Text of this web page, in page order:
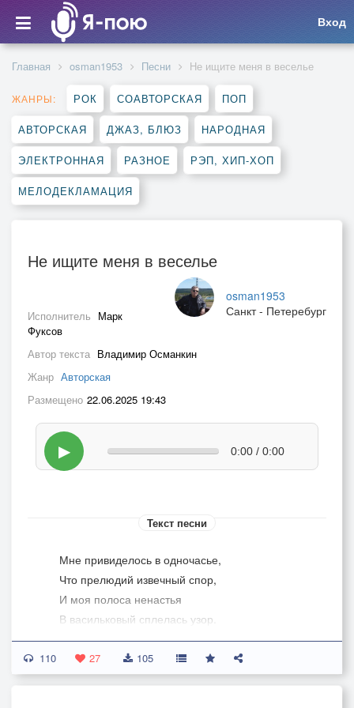
Вход
Главная osman1953 Песни Не ищите меня в веселье
ЖАНРЫ: РОК СОАВТОРСКАЯ ПОП
АВТОРСКАЯ ДЖАЗ, БЛЮЗ НАРОДНАЯ
ЭЛЕКТРОННАЯ РАЗНОЕ РЭП, ХИП-ХОП
МЕЛОДЕКЛАМАЦИЯ
Не ищите меня в веселье
osman1953
Санкт - Петеребург
Исполнитель Марк
Фуксов
Автор текста Владимир Османкин
Жанр Авторская
Размещено 22.06.2025 19:43
▶ 0:00 / 0:00
Текст песни
Мне привиделось в одночасье,
Что прелюдий извечный спор,
И моя полоса ненастья
В васильковый сплелась узор.
Запылилась тропа - дорога
От цыганских коней в закат,
110 27 105